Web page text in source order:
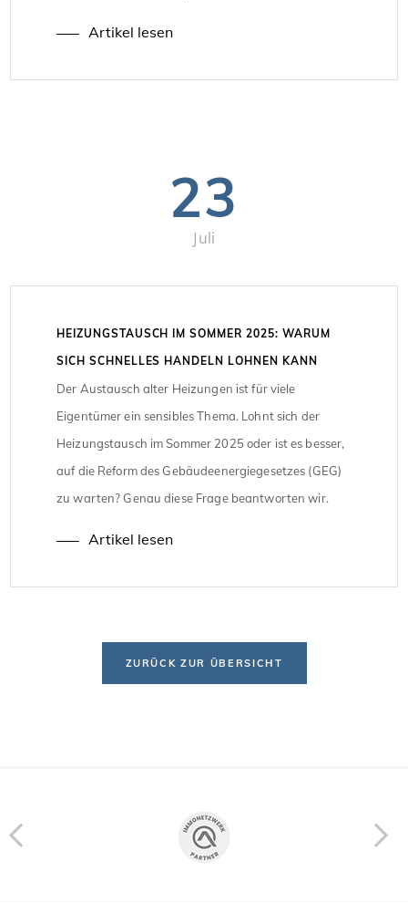
Artikel lesen
23
Juli
HEIZUNGSTAUSCH IM SOMMER 2025: WARUM
SICH SCHNELLES HANDELN LOHNEN KANN
Der Austausch alter Heizungen ist für viele
Eigentümer ein sensibles Thema. Lohnt sich der
Heizungstausch im Sommer 2025 oder ist es besser,
auf die Reform des Gebäudeenergiegesetzes (GEG)
zu warten? Genau diese Frage beantworten wir.
Artikel lesen
ZURÜCK ZUR ÜBERSICHT